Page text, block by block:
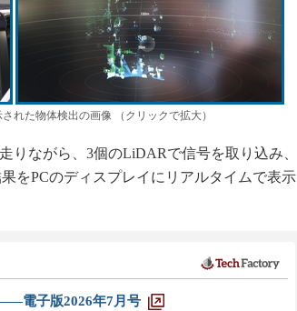
れた物体検出の画像 （クリックで拡大）
ながら、3個のLiDARで信号を取り込み、
をPCのディスプレイにリアルタイムで表示
電子版2026年7月号